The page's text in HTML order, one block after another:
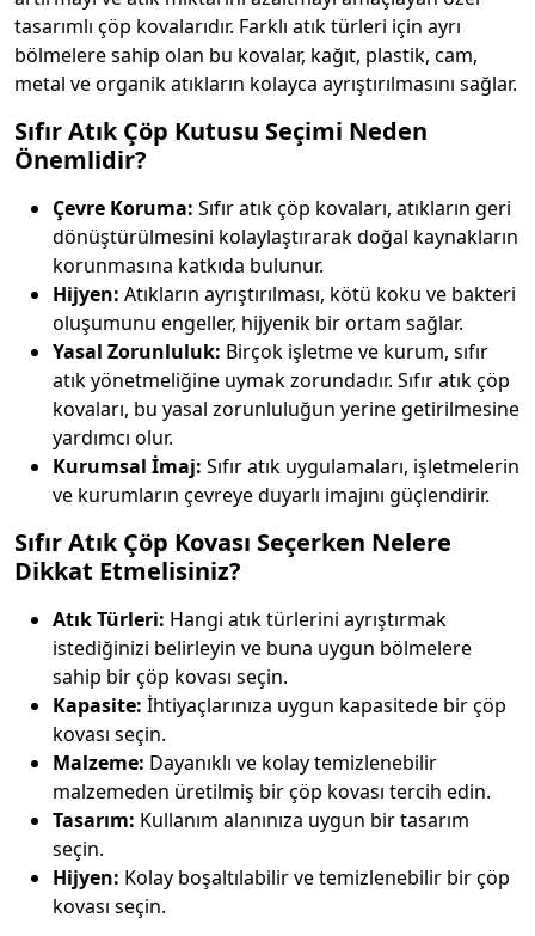
tasarımlı çöp kovalarıdır. Farklı atık türleri için ayrı
bölmelere sahip olan bu kovalar, kağıt, plastik, cam,
metal ve organik atıkların kolayca ayrıştırılmasını sağlar.
Sıfır Atık Çöp Kutusu Seçimi Neden
Önemlidir?
Çevre Koruma: Sıfır atık çöp kovaları, atıkların geri
dönüştürülmesini kolaylaştırarak doğal kaynakların
korunmasına katkıda bulunur.
Hijyen: Atıkların ayrıştırılması, kötü koku ve bakteri
oluşumunu engeller, hijyenik bir ortam sağlar.
Yasal Zorunluluk: Birçok işletme ve kurum, sıfır
atık yönetmeliğine uymak zorundadır. Sıfır atık çöp
kovaları, bu yasal zorunluluğun yerine getirilmesine
yardımcı olur.
Kurumsal İmaj: Sıfır atık uygulamaları, işletmelerin
ve kurumların çevreye duyarlı imajını güçlendirir.
Sıfır Atık Çöp Kovası Seçerken Nelere
Dikkat Etmelisiniz?
Atık Türleri: Hangi atık türlerini ayrıştırmak
istediğinizi belirleyin ve buna uygun bölmelere
sahip bir çöp kovası seçin.
Kapasite: İhtiyaçlarınıza uygun kapasitede bir çöp
kovası seçin.
Malzeme: Dayanıklı ve kolay temizlenebilir
malzemeden üretilmiş bir çöp kovası tercih edin.
Tasarım: Kullanım alanınıza uygun bir tasarım
seçin.
Hijyen: Kolay boşaltılabilir ve temizlenebilir bir çöp
kovası seçin.